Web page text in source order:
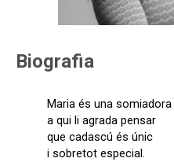
Biografia
Maria és una somiadora
a qui li agrada pensar
que cadascú és únic
i sobretot especial.